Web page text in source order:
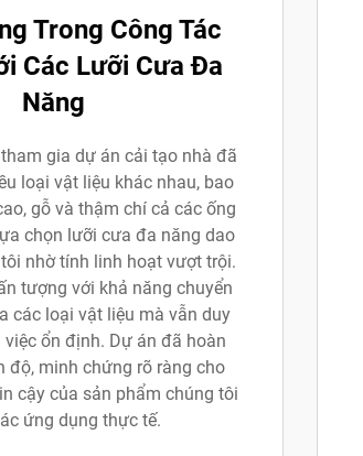
Trong Công Tác
Các Lưỡi Cưa Đa
Năng
gia dự án cải tạo nhà đã
loại vật liệu khác nhau, bao
gỗ và thậm chí cả các ống
chọn lưỡi cưa đa năng dao
nhờ tính linh hoạt vượt trội.
tượng với khả năng chuyển
các loại vật liệu mà vẫn duy
ổn định. Dự án đã hoàn
độ, minh chứng rõ ràng cho
cậy của sản phẩm chúng tôi
ứng dụng thực tế.